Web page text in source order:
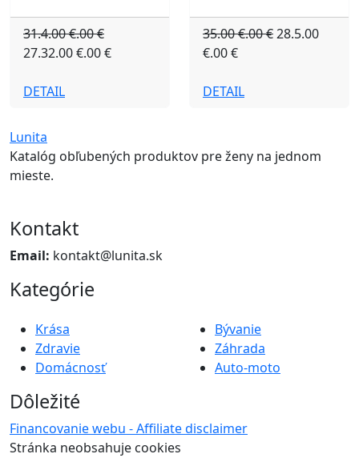
31.4.00 €.00 €
27.32.00 €.00 €
DETAIL
35.00 €.00 €28.5.00
€.00 €
DETAIL
Lunita
Katalóg obľubených produktov pre ženy na jednom
mieste.
Kontakt
Email: kontakt@lunita.sk
Kategórie
Krása
Zdravie
Domácnosť
Bývanie
Záhrada
Auto-moto
Dôležité
Financovanie webu - Affiliate disclaimer
Stránka neobsahuje cookies